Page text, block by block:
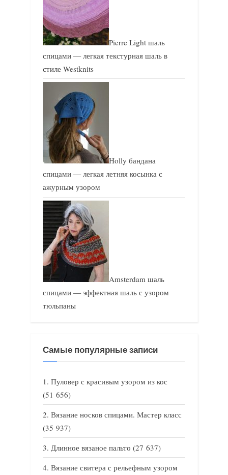
Pierre Light шаль
спицами — легкая текстурная шаль в
стиле Westknits
Holly бандана
спицами — легкая летняя косынка с
ажурным узором
Amsterdam шаль
спицами — эффектная шаль с узором
тюльпаны
Самые популярные записи
Пуловер с красивым узором из кос
(51 656)
Вязание носков спицами. Мастер класс
(35 937)
Длинное вязаное пальто (27 637)
Вязание свитера с рельефным узором